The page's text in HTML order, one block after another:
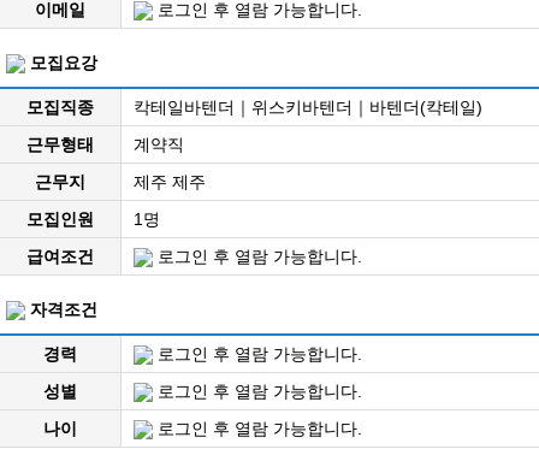
이메일
로그인 후 열람 가능합니다.
모집요강
모집직종
칵테일바텐더｜위스키바텐더｜바텐더(칵테일)
근무형태
계약직
근무지
제주 제주
모집인원
1명
급여조건
로그인 후 열람 가능합니다.
자격조건
경력
로그인 후 열람 가능합니다.
성별
로그인 후 열람 가능합니다.
나이
로그인 후 열람 가능합니다.